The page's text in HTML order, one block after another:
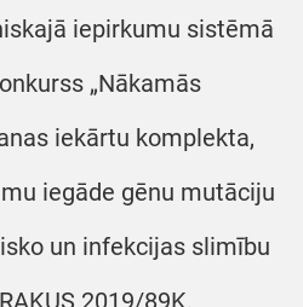
iepirkumu sistēmā
„Nākamās
iekārtu komplekta,
iegāde gēnu mutāciju
un infekcijas slimību
2019/89K.